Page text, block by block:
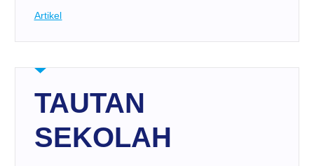
Artikel
TAUTAN
SEKOLAH